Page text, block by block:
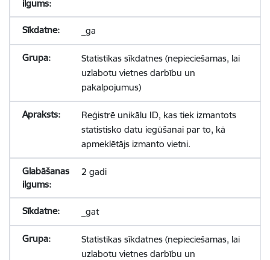
_ga
Statistikas sīkdatnes (nepieciešamas, lai
uzlabotu vietnes darbību un
pakalpojumus)
Reģistrē unikālu ID, kas tiek izmantots
statistisko datu iegūšanai par to, kā
apmeklētājs izmanto vietni.
2 gadi
_gat
Statistikas sīkdatnes (nepieciešamas, lai
uzlabotu vietnes darbību un